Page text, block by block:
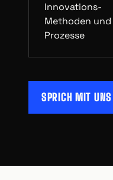
Innovations-
Methoden und
Prozesse
SPRICH MIT